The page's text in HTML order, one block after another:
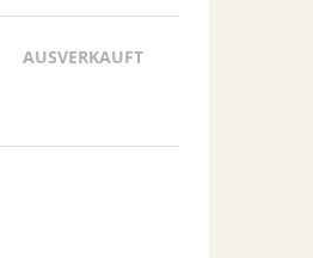
AUSVERKAUFT